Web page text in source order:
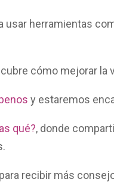
herramientas
cómo mejorar
y estaremos
qué?, donde
para recibir más